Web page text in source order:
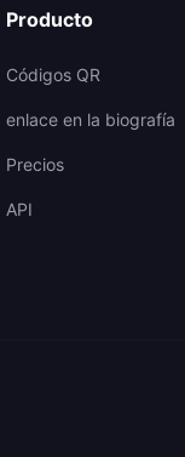
Producto
Códigos QR
enlace en la biografía
Precios
API